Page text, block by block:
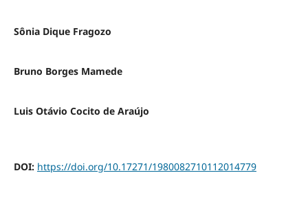
Sônia Dique Fragozo
Bruno Borges Mamede
Luis Otávio Cocito de Araújo
DOI: https://doi.org/10.17271/1980082710112014779